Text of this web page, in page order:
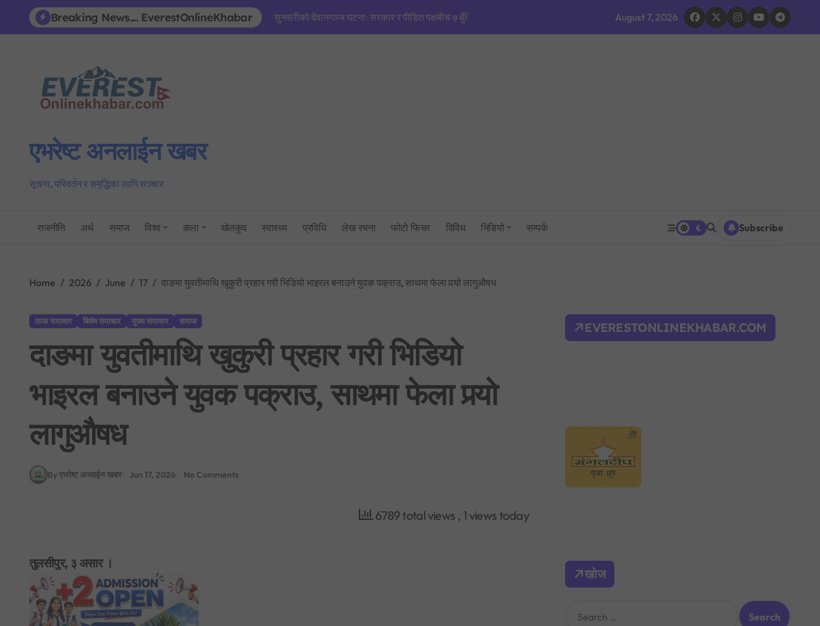
content
Breaking News.... EverestOnlineKhabar
BREAKING NEWS : नयाँ दिल्लीमा प्रदर्शन उग्र बन्दै: प्रधानमन्त्री मोदीद्वारा संसद भवन फिर्ता, सुरक्षा व्यवस्था कडा!
फिफा विश्वकप २०२६: उपाधिसँगै व्यक्तिगत अवार्डमा पनि स्पेनको दबदबा, मेसीलाई ‘सिल्भर बल’ र एम्बाप्पेलाई ‘गोल्डेन बुट’
साउन १ देखि लागू हुने गरी शैक्षिक, उपचार र सेयर कारोबारसहित विभिन्न क्षेत्रमा नयाँ करका दरहरू निर्धारण
भूमिको वर्गीकरण नगर्ने ४०५ स्थानीय तहमा आजैदेखि जग्गा कित्ताकाट पूर्ण रूपमा बन्द
नेपाली कांग्रेस विशेष महाधिवेशन विवाद: सर्वोच्चद्वारा मुद्दा सुरुदेखि नै सुनुवाइ गर्न आदेश, पुरानो फैसला पुनरावलोकन हुने
August 7, 2026
एभरेष्ट अनलाईन खबर
सूचना, परिवर्तन र समृद्धिका लागि सञ्चार
राजनीति अर्थ समाज विश्व कला खेलकुद स्वास्थ्य प्रविधि लेख रचना फोटो फिचर विविध भिडियो सम्पर्क Subscribe
Home 2026 June 17 दाङमा युवतीमाथि खुकुरी प्रहार गरी भिडियो भाइरल बनाउने युवक पक्राउ, साथमा फेला पर्‍यो लागुऔषध
ताजा समाचार बिशेष समाचार मुख्य समाचार समाज
दाङमा युवतीमाथि खुकुरी प्रहार गरी भिडियो
भाइरल बनाउने युवक पक्राउ, साथमा फेला पर्‍यो
लागुऔषध
By एभरेष्ट अन्लाईन खबर Jun 17, 2026 No Comments
6789 total views , 1 views today
तुलसीपुर, ३ असार ।
EVERESTONLINEKHABAR.COM
खोज